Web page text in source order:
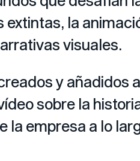
la
visuales.
y añadidos
sobre la
la empresa a lo